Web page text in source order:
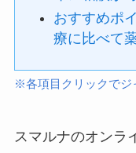
おすすめポ
療に比べて
※各項目クリックでジ
スマルナのオンラ